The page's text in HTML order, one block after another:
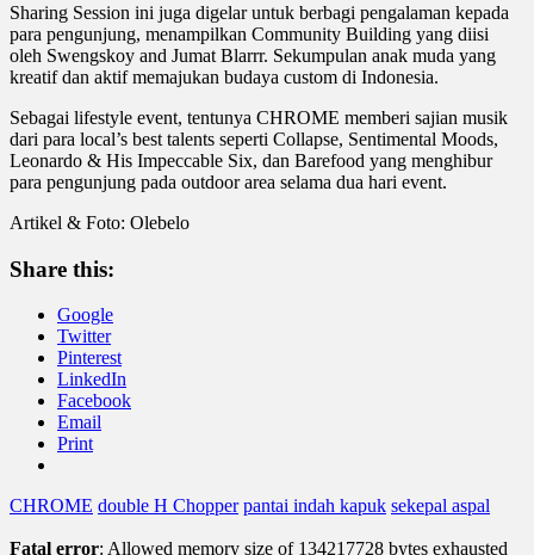
Sharing Session ini juga digelar untuk berbagi pengalaman kepada
para pengunjung, menampilkan Community Building yang diisi
oleh Swengskoy and Jumat Blarrr. Sekumpulan anak muda yang
kreatif dan aktif memajukan budaya custom di Indonesia.
Sebagai lifestyle event, tentunya CHROME memberi sajian musik
dari para local’s best talents seperti Collapse, Sentimental Moods,
Leonardo & His Impeccable Six, dan Barefood yang menghibur
para pengunjung pada outdoor area selama dua hari event.
Artikel & Foto: Olebelo
Share this:
Google
Twitter
Pinterest
LinkedIn
Facebook
Email
Print
CHROME double H Chopper pantai indah kapuk sekepal aspal
Fatal error: Allowed memory size of 134217728 bytes exhausted